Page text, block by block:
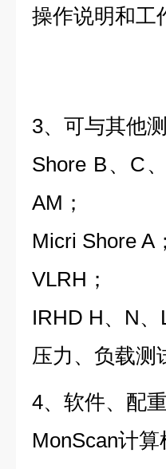
操作说明和工
3、可与其他
Shore B、C
AM；
Micri Shore A；
VLRH；
IRHD H、N、
压力、负载测
4、软件、配重
MonScan计算